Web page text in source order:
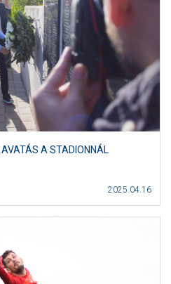
A STADIONNÁL
2025.04.16